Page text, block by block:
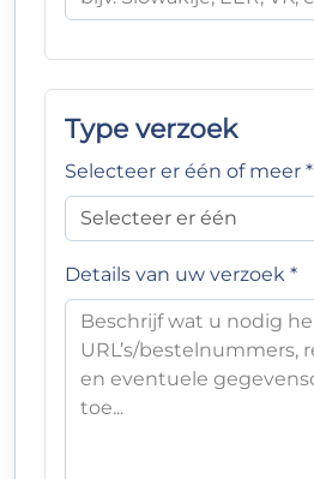
Type verzoek
Selecteer er één of meer *
Details van uw verzoek *